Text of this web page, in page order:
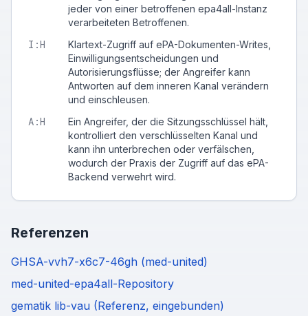
jeder von einer betroffenen epa4all-Instanz
verarbeiteten Betroffenen.
I :H
Klartext-Zugriff auf ePA-Dokumenten-Writes,
Einwilligungsentscheidungen und
Autorisierungsflüsse; der Angreifer kann
Antworten auf dem inneren Kanal verändern
und einschleusen.
A :H
Ein Angreifer, der die Sitzungsschlüssel hält,
kontrolliert den verschlüsselten Kanal und
kann ihn unterbrechen oder verfälschen,
wodurch der Praxis der Zugriff auf das ePA-
Backend verwehrt wird.
Referenzen
GHSA-vvh7-x6c7-46gh (med-united)
med-united-epa4all-Repository
gematik lib-vau (Referenz, eingebunden)